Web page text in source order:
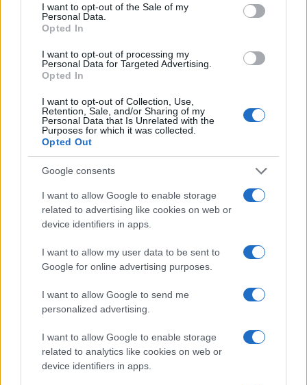
consent section.
I want to opt-out of the Sale of my
Personal Data.
Opted In
I want to opt-out of processing my
Personal Data for Targeted Advertising.
Opted In
I want to opt-out of Collection, Use,
Retention, Sale, and/or Sharing of my
Personal Data that Is Unrelated with the
Purposes for which it was collected.
Opted Out
Google consents
I want to allow Google to enable storage
related to advertising like cookies on web or
device identifiers in apps.
I want to allow my user data to be sent to
Google for online advertising purposes.
I want to allow Google to send me
personalized advertising.
I want to allow Google to enable storage
related to analytics like cookies on web or
device identifiers in apps.
notifiche push in tempo reale sul proprio
per qualsiasi operazione dispositiva (pagamenti,
bonifici, ricariche), al fine di intercettare
immediatamente eventuali anomalie.
Sicurezza dei dispositivi e delle reti
mantenere costantemente aggiornati il sistema
operativo del PC o dello smartphone, i browser di
navigazione e l’applicazione bancaria. Evitare
l’accesso ai servizi finanziari tramite reti Wi-Fi
pubbliche o condivise; prediligere connessioni
protette (4G/5G domestico o VPN affidabili).
AUTORE
Susanna Riva
Susanna Riva osserva Bologna dalla finestra
dell’Archivio di Stato dove una volta ha
passato una settimana a consultare faldoni